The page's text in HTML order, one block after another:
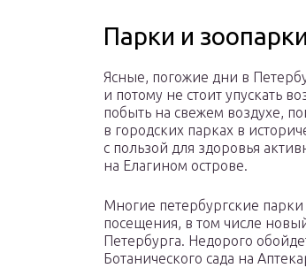
Парки и зоопарки
Ясные, погожие дни в
и потому не стоит упускать
побыть на свежем воздухе,
в городских парках в
с пользой для здоровья
на Елагином острове.
Многие петербургские
посещения, в том числе
Петербурга. Недорого
Ботанического сада на